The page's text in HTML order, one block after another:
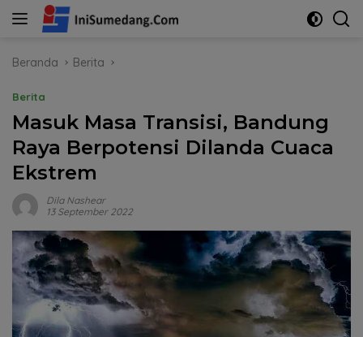
Langsung
Beranda
Berita
Berita
Masuk Masa Transisi, Bandung
Raya Berpotensi Dilanda Cuaca
Ekstrem
Dila Nashear
13 September 2022